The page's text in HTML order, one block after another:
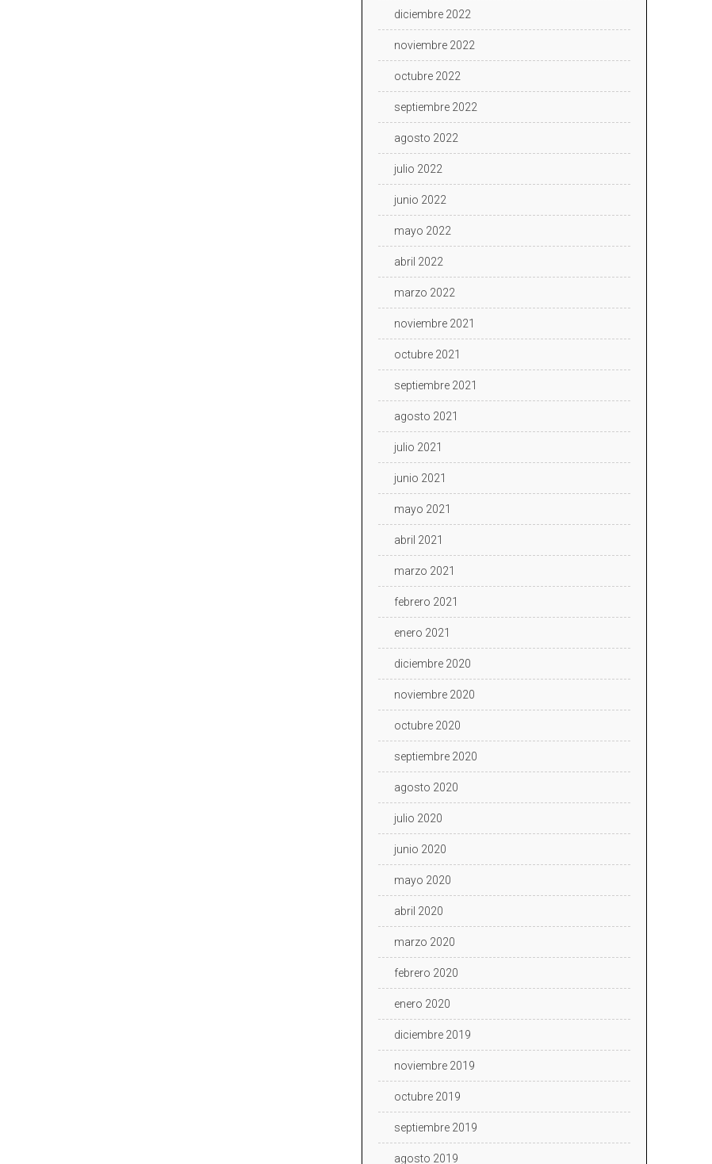
diciembre 2022
noviembre 2022
octubre 2022
septiembre 2022
agosto 2022
julio 2022
junio 2022
mayo 2022
abril 2022
marzo 2022
noviembre 2021
octubre 2021
septiembre 2021
agosto 2021
julio 2021
junio 2021
mayo 2021
abril 2021
marzo 2021
febrero 2021
enero 2021
diciembre 2020
noviembre 2020
octubre 2020
septiembre 2020
agosto 2020
julio 2020
junio 2020
mayo 2020
abril 2020
marzo 2020
febrero 2020
enero 2020
diciembre 2019
noviembre 2019
octubre 2019
septiembre 2019
agosto 2019